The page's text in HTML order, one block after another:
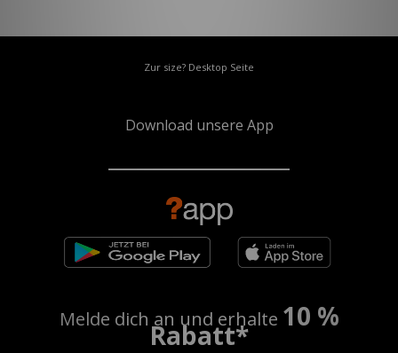
Zur size? Desktop Seite
Download unsere App
Melde dich an und erhalte 10 %
Rabatt*